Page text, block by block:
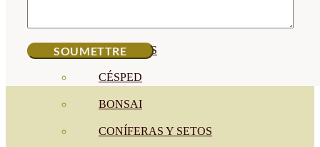
FRUTALES
CÉSPED
BONSAI
CONÍFERAS Y SETOS